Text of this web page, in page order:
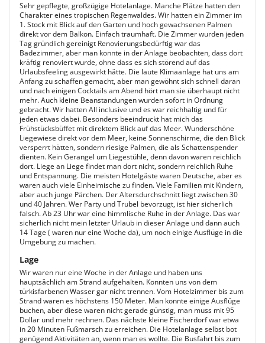
Sehr gepflegte, großzügige Hotelanlage. Manche Plätze hatten den
Charakter eines tropischen Regenwaldes. Wir hatten ein Zimmer im
1. Stock mit Blick auf den Garten und hoch gewachsenen Palmen
direkt vor dem Balkon. Einfach traumhaft. Die Zimmer wurden jeden
Tag gründlich gereinigt Renovierungsbedürftig war das
Badezimmer, aber man konnte in der Anlage beobachten, dass dort
kräftig renoviert wurde, ohne dass es sich störend auf das
Urlaubsfeeling ausgewirkt hätte. Die laute Klimaanlage hat uns am
Anfang zu schaffen gemacht, aber man gewöhnt sich schnell daran
und nach einigen Cocktails am Abend hört man sie überhaupt nicht
mehr. Auch kleine Beanstandungen wurden sofort in Ordnung
gebracht. Wir hatten All inclusive und es war reichhaltig und für
jeden etwas dabei. Besonders beeindruckt hat mich das
Frühstücksbüffet mit direktem Blick auf das Meer. Wunderschöne
Liegewiese direkt vor dem Meer, keine Sonnenschirme, die den Blick
versperrt hätten, sondern riesige Palmen, die als Schattenspender
dienten. Kein Gerangel um Liegestühle, denn davon waren reichlich
dort. Liege an Liege findet man dort nicht, sondern reichlich Ruhe
und Entspannung. Die meisten Hotelgäste waren Deutsche, aber es
waren auch viele Einheimische zu finden. Viele Familien mit Kindern,
aber auch junge Pärchen. Der Altersdurchschnitt liegt zwischen 30
und 40 Jahren. Wer Party und Trubel bevorzugt, ist hier sicherlich
falsch. Ab 23 Uhr war eine himmlische Ruhe in der Anlage. Das war
sicherlich nicht mein letzter Urlaub in dieser Anlage und dann auch
14 Tage ( waren nur eine Woche da), um noch einige Ausflüge in die
Umgebung zu machen.
Lage
Wir waren nur eine Woche in der Anlage und haben uns
hauptsächlich am Strand aufgehalten. Konnten uns von dem
türkisfarbenen Wasser gar nicht trennen. Vom Hotelzimmer bis zum
Strand waren es höchstens 150 Meter. Man konnte einige Ausflüge
buchen, aber diese waren nicht gerade günstig, man muss mit 95
Dollar und mehr rechnen. Das nächste kleine Fischerdorf war etwa
in 20 Minuten Fußmarsch zu erreichen. Die Hotelanlage selbst bot
genügend Aktivitäten an, wenn man es wollte. Die Busfahrt bis zum